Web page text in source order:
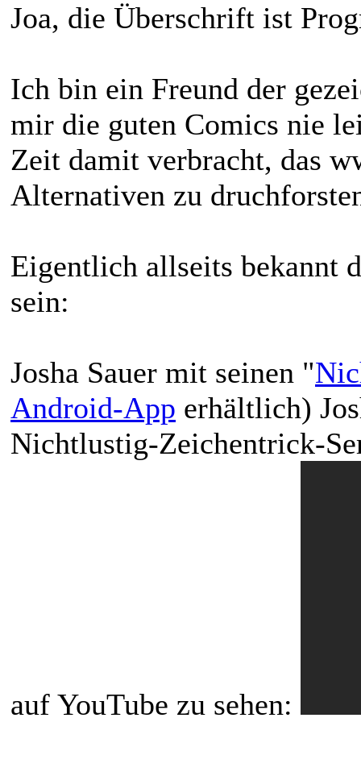
Joa, die Überschrift ist
Ich bin ein Freund der
mir die guten Comics nie
Zeit damit verbracht, das
Alternativen zu
Eigentlich allseits bekannt
sein:
Josha Sauer mit seinen "
Android-App erhältlich)
Nichtlustig-Zeichentrick-
auf YouTube zu sehen: